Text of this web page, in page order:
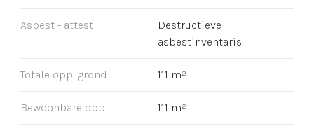
Asbest - attest
Destructieve
asbestinventaris
Totale opp. grond 111 m²
Bewoonbare opp. 111 m²